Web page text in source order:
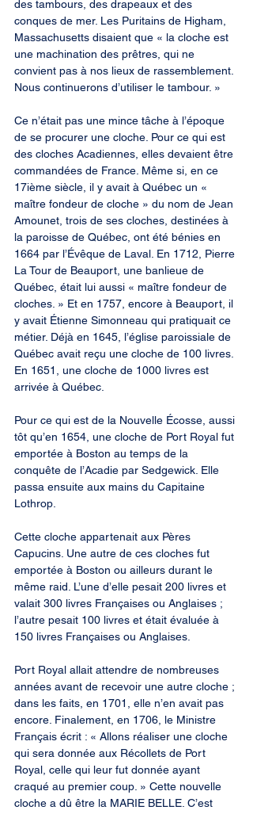
des tambours, des drapeaux et des
conques de mer. Les Puritains de Higham,
Massachusetts disaient que « la cloche est
une machination des prêtres, qui ne
convient pas à nos lieux de rassemblement.
Nous continuerons d’utiliser le tambour. »
Ce n’était pas une mince tâche à l’époque
de se procurer une cloche. Pour ce qui est
des cloches Acadiennes, elles devaient être
commandées de France. Même si, en ce
17ième siècle, il y avait à Québec un «
maître fondeur de cloche » du nom de Jean
Amounet, trois de ses cloches, destinées à
la paroisse de Québec, ont été bénies en
1664 par l’Évêque de Laval. En 1712, Pierre
La Tour de Beauport, une banlieue de
Québec, était lui aussi « maître fondeur de
cloches. » Et en 1757, encore à Beauport, il
y avait Étienne Simonneau qui pratiquait ce
métier. Déjà en 1645, l’église paroissiale de
Québec avait reçu une cloche de 100 livres.
En 1651, une cloche de 1000 livres est
arrivée à Québec.
Pour ce qui est de la Nouvelle Écosse, aussi
tôt qu’en 1654, une cloche de Port Royal fut
emportée à Boston au temps de la
conquête de l’Acadie par Sedgewick. Elle
passa ensuite aux mains du Capitaine
Lothrop.
Cette cloche appartenait aux Pères
Capucins. Une autre de ces cloches fut
emportée à Boston ou ailleurs durant le
même raid. L’une d’elle pesait 200 livres et
valait 300 livres Françaises ou Anglaises ;
l’autre pesait 100 livres et était évaluée à
150 livres Françaises ou Anglaises.
Port Royal allait attendre de nombreuses
années avant de recevoir une autre cloche ;
dans les faits, en 1701, elle n’en avait pas
encore. Finalement, en 1706, le Ministre
Français écrit : « Allons réaliser une cloche
qui sera donnée aux Récollets de Port
Royal, celle qui leur fut donnée ayant
craqué au premier coup. » Cette nouvelle
cloche a dû être la MARIE BELLE. C’est